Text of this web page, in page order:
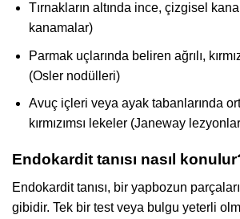
Tırnakların altında ince, çizgisel
kanamalar)
Parmak uçlarında beliren ağrılı,
(Osler nodülleri)
Avuç içleri veya ayak tabanlarında
kırmızımsı lekeler (Janeway
Endokardit tanısı nasıl
Endokardit tanısı, bir yapbozun
gibidir. Tek bir test veya bulgu yeterli